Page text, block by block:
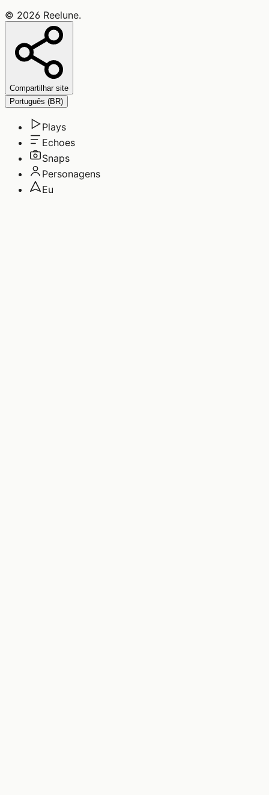
© 2026 Reelune.
Compartilhar site
Português (BR)
Plays
Echoes
Snaps
Personagens
Eu